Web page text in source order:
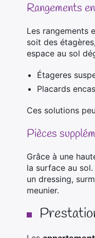
Rangements
Les rangements
soit des
espace au sol
Étageres
Placards
Ces solutions
Pièces
Grâce à une
la surface au
un dressing,
meunier.